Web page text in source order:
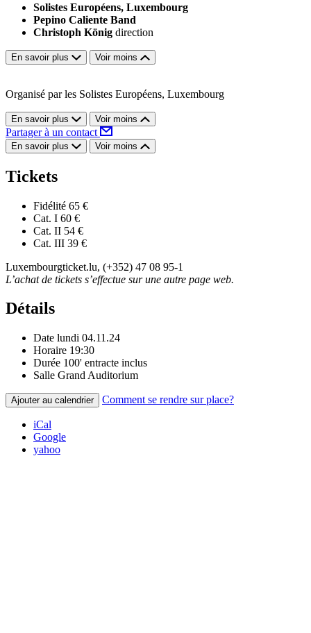
Solistes Européens, Luxembourg
Pepino Caliente Band
Christoph König direction
En savoir plus Voir moins
Organisé par les Solistes Européens, Luxembourg
En savoir plus Voir moins
Partager à un contact
En savoir plus Voir moins
Tickets
Fidélité 65 €
Cat. I 60 €
Cat. II 54 €
Cat. III 39 €
Luxembourgticket.lu, (+352) 47 08 95-1
L’achat de tickets s’effectue sur une autre page web.
Détails
Date lundi 04.11.24
Horaire 19:30
Durée 100' entracte inclus
Salle Grand Auditorium
Ajouter au calendrier Comment se rendre sur place?
iCal
Google
yahoo